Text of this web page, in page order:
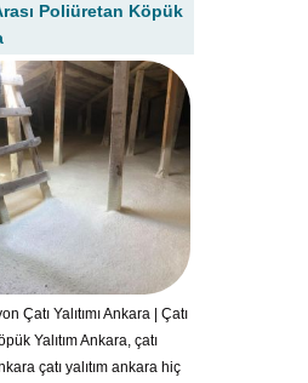
Poliüretan Köpük
Çatı Yalıtımı Ankara | Çatı
Yalıtım Ankara, çatı
çatı yalıtım ankara hiç